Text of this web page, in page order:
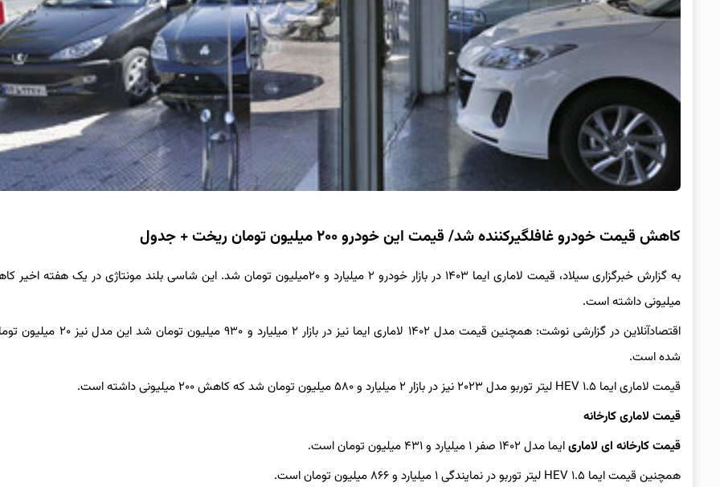
کاهش قیمت خودرو غافلگیرکننده شد/ قیمت این خودرو ۲۰۰ میلیون تومان ریخت + جدول
به گزارش خبرگزاری سیلاد، قیمت
میلیونی داشته است.
اقتصادآنلاین در گزارشی نوشت: همچنین قیمت مدل ۱۴۰۲ لاماری ایما نیز در بازار ۲
شده است.
قیمت لاماری ایما HEV ۱.۵ لیتر توربو مدل ۲۰۲۳ نیز در بازار ۲ میلیارد و ۵۸۰ میلیون تومان شد که کاهش ۲۰۰ میلیونی داشته است.
قیمت لاماری کارخانه
قیمت کارخانه ای لاماریایما مدل ۱۴۰۲ صفر ۱ میلیارد و ۴۳۱ میلیون تومان است.
همچنین قیمت ایما HEV ۱.۵ لیتر توربو در نمایندگی ۱ میلیارد و ۸۶۶ میلیون تومان است.